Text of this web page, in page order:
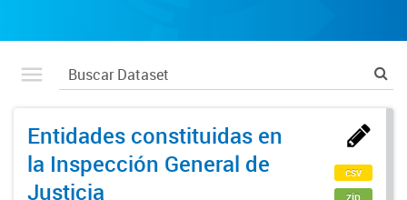
Entidades constituidas en
la Inspección General de
Justicia
csv
zip